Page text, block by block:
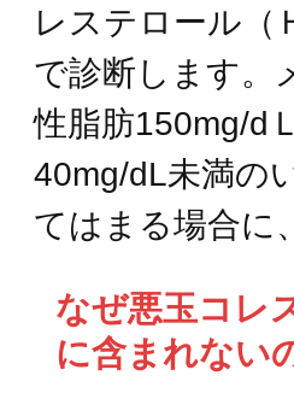
レステロール（
で診断します。
性脂肪150mg/d
40mg/dL未満の
てはまる場合に
なぜ悪玉コレ
に含まれない